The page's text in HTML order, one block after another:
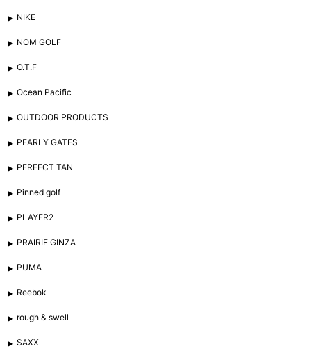
NIKE
NOM GOLF
O.T.F
Ocean Pacific
OUTDOOR PRODUCTS
PEARLY GATES
PERFECT TAN
Pinned golf
PLAYER2
PRAIRIE GINZA
PUMA
Reebok
rough & swell
SAXX